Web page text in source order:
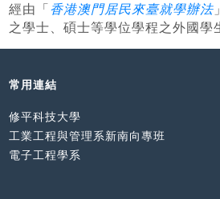
經由「 香港澳門居民來臺就學辦法
之學士、碩士等學位學程之外國學
常用連結
修平科技大學
工業工程與管理系新南向專班
電子工程學系